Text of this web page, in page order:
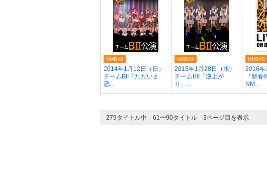
2014年1月12日（日）
チームBII「ただいま
恋...
NMB48
2015年1月28日（水）
チームBII「逆上が
り」...
NMB48
2016年
『新春
NM...
NMB48
279タイトル中 61〜90タイトル 3ページ目を表示